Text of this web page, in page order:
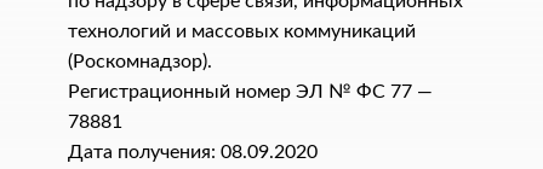
технологий и массовых коммуникаций
(Роскомнадзор).
Регистрационный номер ЭЛ № ФС 77 —
78881
Дата получения: 08.09.2020